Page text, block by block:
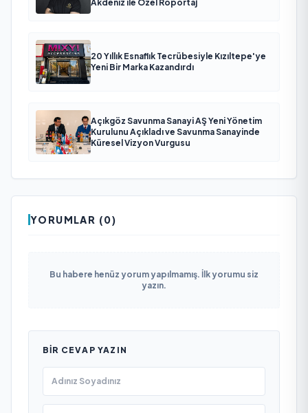
Akdeniz ile Özel Röportaj
20 Yıllık Esnaflık Tecrübesiyle Kızıltepe'ye
Yeni Bir Marka Kazandırdı
Açıkgöz Savunma Sanayi AŞ Yeni Yönetim
Kurulunu Açıkladı ve Savunma Sanayinde
Küresel Vizyon Vurgusu
YORUMLAR (0)
Bu habere henüz yorum yapılmamış. İlk yorumu siz
yazın.
BIR CEVAP YAZIN